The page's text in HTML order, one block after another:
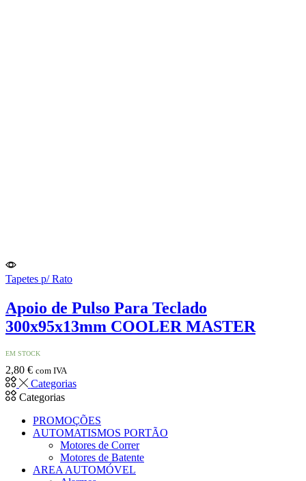
Tapetes p/ Rato
Apoio de Pulso Para Teclado
300x95x13mm COOLER MASTER
EM STOCK
2,80 € com IVA
Categorias
Categorias
PROMOÇÕES
AUTOMATISMOS PORTÃO
Motores de Correr
Motores de Batente
AREA AUTOMÓVEL